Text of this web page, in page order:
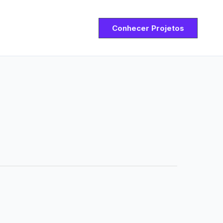
Conhecer Projetos